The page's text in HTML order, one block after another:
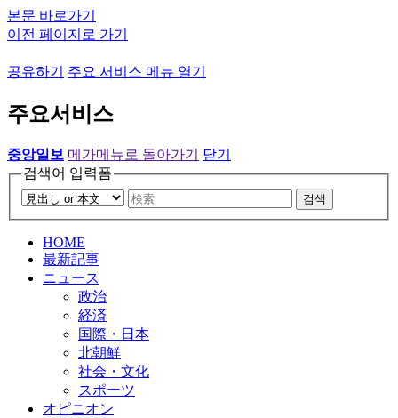
본문 바로가기
이전 페이지로 가기
공유하기 주요 서비스 메뉴 열기
주요서비스
중앙일보 메가메뉴로 돌아가기
닫기
검색어 입력폼
검색
HOME
最新記事
ニュース
政治
経済
国際・日本
北朝鮮
社会・文化
スポーツ
オピニオン